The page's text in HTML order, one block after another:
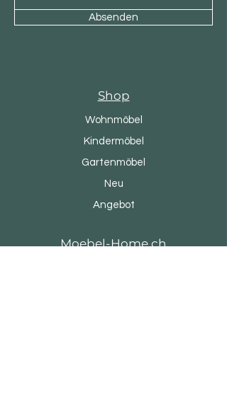
Absenden
Shop
Wohnmöbel
Kindermöbel
Gartenmöbel
Neu
Angebot
Moebel-Home.ch